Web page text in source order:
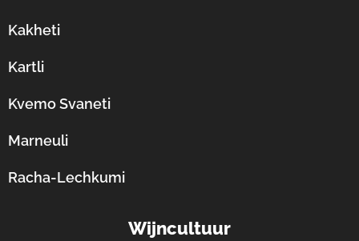
Kakheti
Kartli
Kvemo Svaneti
Marneuli
Racha-Lechkumi
Wijncultuur